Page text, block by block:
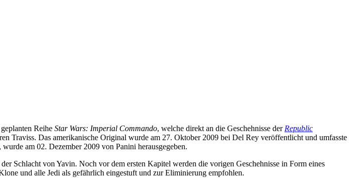
Reihe Star Wars: Imperial Commando, welche direkt an die Geschehnisse derRepublic
Traviss. Das amerikanische Original wurde am 27. Oktober 2009 bei Del Rey veröffentlicht und umfasste
am 02. Dezember 2009 von Panini herausgegeben.
Schlacht von Yavin. Noch vor dem ersten Kapitel werden die vorigen Geschehnisse in Form eines
und alle Jedi als gefährlich eingestuft und zur Eliminierung empfohlen.